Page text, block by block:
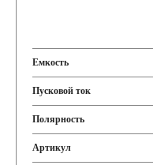
Емкость
Пусковой ток
Полярность
Артикул